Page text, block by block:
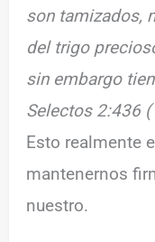
son tamizados,
del trigo
sin embargo
Selectos 2:436
Esto realmente
mantenernos
nuestro.